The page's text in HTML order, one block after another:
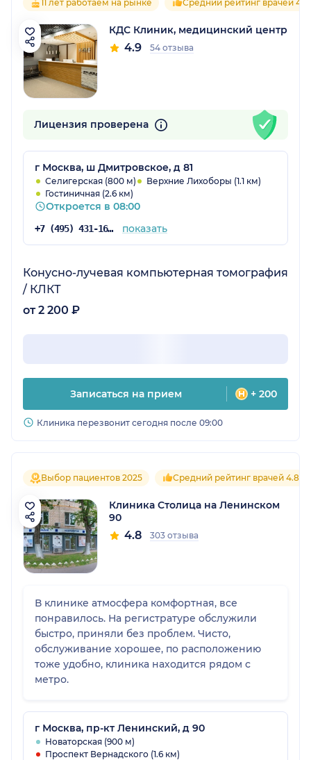
11 лет работаем на рынке Средний рейтинг врачей 4.9
КДС Клиник, медицинский центр
4.9 54 отзыва
Лицензия проверена
г Москва, ш Дмитровское, д 81
Селигерская (800 м)
Верхние Лихоборы (1.1 км)
Гостиничная (2.6 км)
Откроется в 08:00
+7 (495) 431-16-92 показать
Конусно-лучевая компьютерная томография
/ КЛКТ
от 2 200 ₽
Записаться на прием + 200
Клиника перезвонит сегодня после 09:00
Выбор пациентов 2025 Средний рейтинг врачей 4.8
Клиника Столица на Ленинском
90
4.8 303 отзыва
В клинике атмосфера комфортная, все
понравилось. На регистратуре обслужили
быстро, приняли без проблем. Чисто,
обслуживание хорошее, по расположению
тоже удобно, клиника находится рядом с
метро.
г Москва, пр-кт Ленинский, д 90
Новаторская (900 м)
Проспект Вернадского (1.6 км)